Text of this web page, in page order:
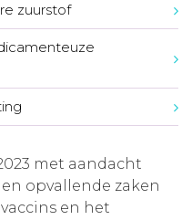
zuurstof
met aandacht
opvallende zaken
en het